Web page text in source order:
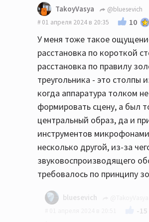
TakoyVasya
@bluesevich
01 апреля 2024 в 20:35
10
У меня тоже такое
расстановка по короткой
расстановка по правилу
треугольника - это столпы
когда аппаратура толком
формировать сцену, а был
центральный образ, да и
инструментов
несколько другой, из-за
звуковоспроизводящего
требовалось по принципу
bluesevich
-15